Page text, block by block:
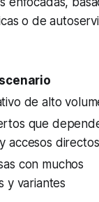
o de
de alto
que
accesos directos
con muchos
y variantes